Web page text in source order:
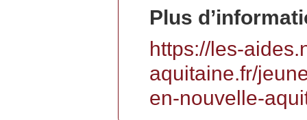
Plus
https://les-
aquitaine.fr/
en-nouvelle-